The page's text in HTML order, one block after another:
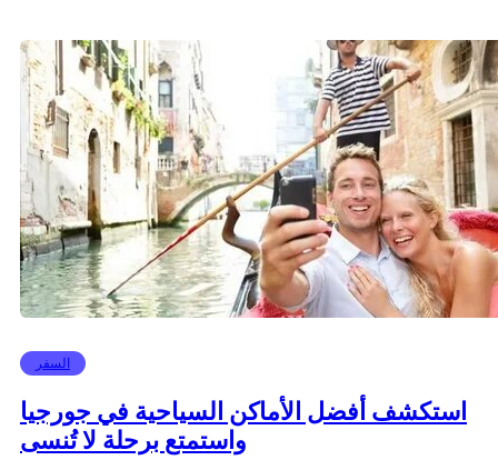
السفر
استكشف أفضل الأماكن السياحية في جورجيا
واستمتع برحلة لا تُنسى